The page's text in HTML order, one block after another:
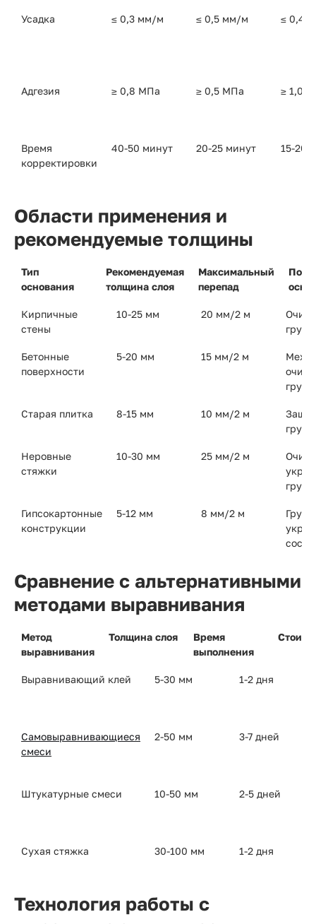
Усадка ≤ 0,3 мм/м ≤ 0,5 мм/м ≤ 0,4
Адгезия ≥ 0,8 МПа ≥ 0,5 МПа ≥ 1,0
Время
корректировки
40-50 минут 20-25 минут 15-20
Области применения и
рекомендуемые толщины
Тип
основания
Рекомендуемая
толщина слоя
Максимальный
перепад
Кирпичные
стены
10-25 мм 20 мм/2 м
Бетонные
поверхности
5-20 мм 15 мм/2 м
Старая плитка 8-15 мм 10 мм/2 м
Неровные
стяжки
10-30 мм 25 мм/2 м
Гипсокартонные
конструкции
5-12 мм 8 мм/2 м
Сравнение с альтернативными
методами выравнивания
Метод
выравнивания
Толщина слоя
Время
выполнения
Выравнивающий клей 5-30 мм 1-2 дня
Самовыравнивающиеся
смеси
2-50 мм 3-7 дней
Штукатурные смеси 10-50 мм 2-5 дней
Сухая стяжка 30-100 мм 1-2 дня
Технология работы с